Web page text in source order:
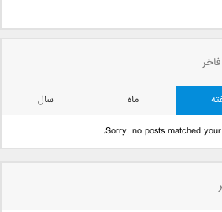
ماه
سال
Sorry, no posts matched